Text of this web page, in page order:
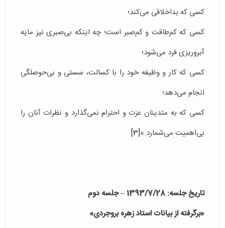
کسی که بداخلاقی می‌کند؛
کسی که کم‌طاقت و کم‌صبر است؛ چه اینکه بی‌صبری نیز مایه
آبروریزی فرد می‌شود؛
کسی که کار و وظیفه خود را با کسالت، سستی و بی‌حوصلگی
انجام می‌دهد؛
کسی که به متدینان عزت و احترام نمی‌گذارد و نظرات آنان را
بی‌اهمیت می‌شمارد.»[3]
تاریخ جلسه: 1393/7/28 – جلسه دوم
«برگرفته از بیانات استاد زهره بروجردی»